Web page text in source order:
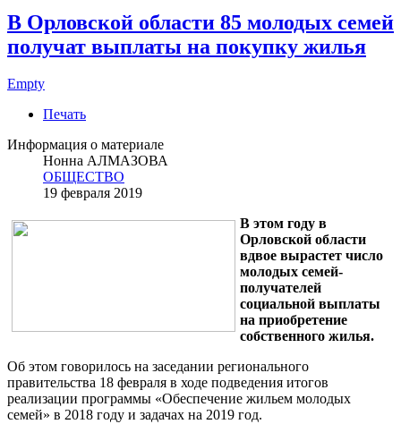
В Орловской области 85 молодых семей
получат выплаты на покупку жилья
Empty
Печать
Информация о материале
Нонна АЛМАЗОВА
ОБЩЕСТВО
19 февраля 2019
В этом году в
Орловской области
вдвое вырастет число
молодых семей-
получателей
социальной выплаты
на приобретение
собственного жилья.
Об этом говорилось на заседании регионального
правительства 18 февраля в ходе подведения итогов
реализации программы «Обеспечение жильем молодых
семей» в 2018 году и задачах на 2019 год.